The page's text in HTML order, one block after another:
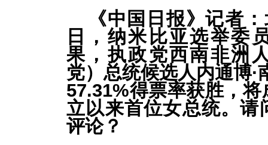
《中国日报》记者
日，纳米比亚选举委
果，执政党西南非洲
党）总统候选人内通博·
57.31%得票率获胜，
立以来首位女总统。请
评论？